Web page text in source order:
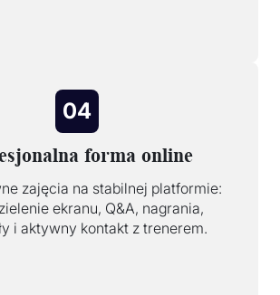
04
forma online
zajęcia na stabilnej platformie:
ekranu, Q&A, nagrania,
i aktywny kontakt z trenerem.